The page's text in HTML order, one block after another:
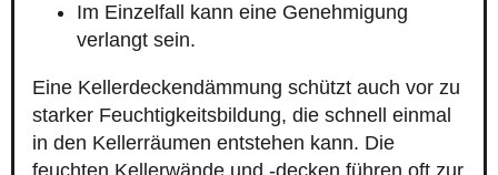
Im Einzelfall kann eine Genehmigung
verlangt sein.
Eine Kellerdeckendämmung schützt auch vor zu
starker Feuchtigkeitsbildung, die schnell einmal
in den Kellerräumen entstehen kann. Die